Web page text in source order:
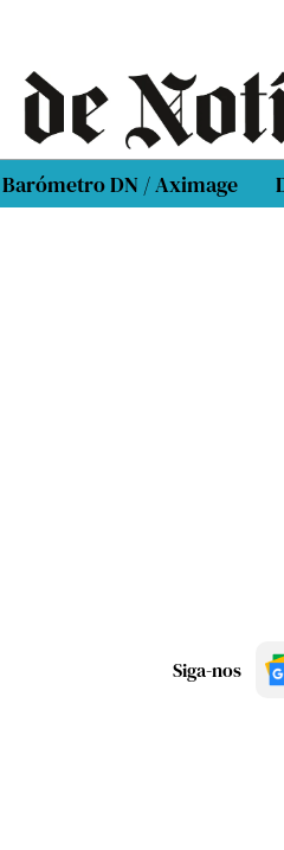
Barómetro DN / Aximage
Siga-nos